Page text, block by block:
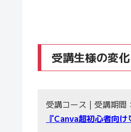
受講生様の変
受講コース | 受講期間
『Canva超初心者向